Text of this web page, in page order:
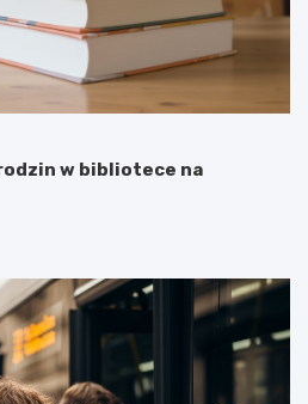
w bibliotece na